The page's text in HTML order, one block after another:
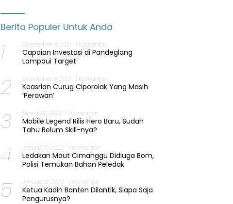
Berita Populer Untuk Anda
1 Desember 8, 2021 1 Komentar
Capaian Investasi di Pandeglang
Lampaui Target
2 Desember 9, 2021 1 Komentar
Keasrian Curug Ciporolak Yang Masih
‘Perawan’
3 Maret 22, 2022 1 Komentar
Mobile Legend Rilis Hero Baru, Sudah
Tahu Belum Skill-nya?
4 Januari 10, 2022 1 Komentar
Ledakan Maut Cimanggu Didiuga Bom,
Polisi Temukan Bahan Peledak
5 Januari 12, 2022 1 Komentar
Ketua Kadin Banten Dilantik, Siapa Saja
Pengurusnya?